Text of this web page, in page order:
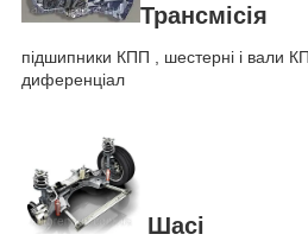
Трансмісія
підшипники КПП , шестерні і вали
диференціал
Шасі